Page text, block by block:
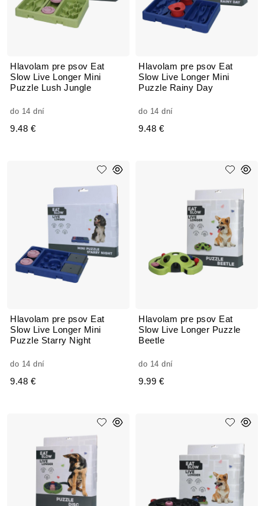
Hlavolam pre psov Eat
Slow Live Longer Mini
Puzzle Lush Jungle
do 14 dní
9.48 €
Hlavolam pre psov Eat
Slow Live Longer Mini
Puzzle Rainy Day
do 14 dní
9.48 €
Hlavolam pre psov Eat
Slow Live Longer Mini
Puzzle Starry Night
do 14 dní
9.48 €
Hlavolam pre psov Eat
Slow Live Longer Puzzle
Beetle
do 14 dní
9.99 €